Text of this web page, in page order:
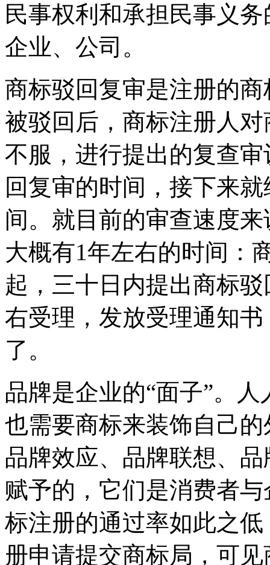
民事权利和承担民事义
企业、公司。
商标驳回复审是注册的
被驳回后，商标注册人
不服，进行提出的复查
回复审的时间，接下来
间。就目前的审查速度
大概有1年左右的时间：
起，三十日内提出商标
右受理，发放受理通知
了。
品牌是企业的“面子”。
也需要商标来装饰自己
品牌效应、品牌联想、
赋予的，它们是消费者
标注册的通过率如此之
册申请提交商标局，可